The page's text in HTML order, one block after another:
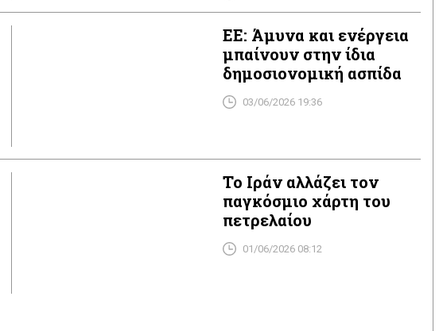
ΕΕ: Άμυνα και ενέργεια
μπαίνουν στην ίδια
δημοσιονομική ασπίδα
03/06/2026 19:36
Το Ιράν αλλάζει τον
παγκόσμιο χάρτη του
πετρελαίου
01/06/2026 08:12